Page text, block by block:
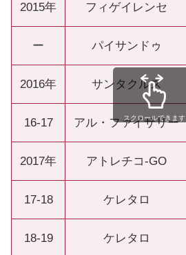
2015年 フィゲイレンセ
ー パイサンドゥ
2016年 サンタクルス
16-17 アル・ファイサリー
2017年 アトレチコ-GO
17-18 ケレタロ
18-19 ケレタロ
スクロールできます